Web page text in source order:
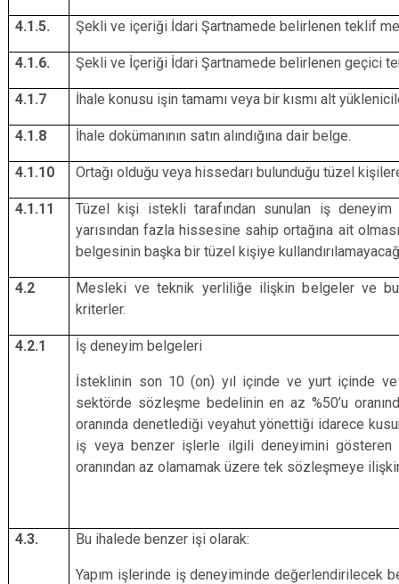
4.1.5. Şekli ve içeriği İdari Şartnamede belirlenen teklif
4.1.6. Şekli ve İçeriği İdari Şartnamede belirlenen geçici
4.1.7 İhale konusu işin tamamı veya bir kısmı alt
4.1.8 İhale dokümanının satın alındığına dair belge.
4.1.10 Ortağı olduğu veya hissedarı bulunduğu tüzel
4.1.11
Tüzel kişi istekli tarafından sunulan iş deneyim
yarısından fazla hissesine sahip ortağına ait
belgesinin başka bir tüzel kişiye
4.2
Mesleki ve teknik yerliliğe ilişkin belgeler ve bu
kriterler.
4.2.1 İş deneyim belgeleri
İsteklinin son 10 (on) yıl içinde ve yurt içinde ve
sektörde sözleşme bedelinin en az %50’u
oranında denetlediği veyahut yönettiği idarece
iş veya benzer işlerle ilgili deneyimini
oranından az olamamak üzere tek sözleşmeye
4.3. Bu ihalede benzer işi olarak:
Yapım işlerinde iş deneyiminde değerlendirilecek